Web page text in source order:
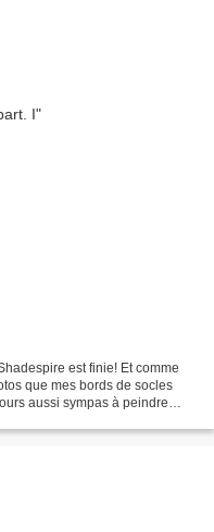
est finie! Et comme
que mes bords de socles
aussi sympas à peindre